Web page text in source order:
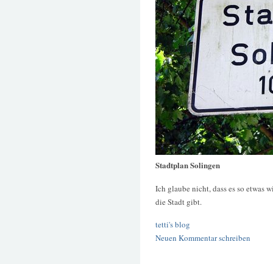
Stadtplan Solingen
Ich glaube nicht, dass es so etwas
die Stadt gibt.
tetti's blog
Neuen Kommentar schreiben